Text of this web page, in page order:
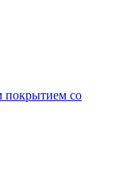
покрытием cо